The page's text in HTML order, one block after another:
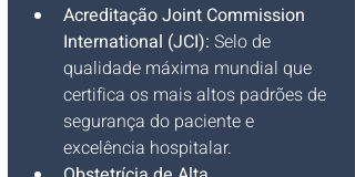
Acreditação Joint Commission
International (JCI): Selo de
qualidade máxima mundial que
certifica os mais altos padrões de
segurança do paciente e
excelência hospitalar.